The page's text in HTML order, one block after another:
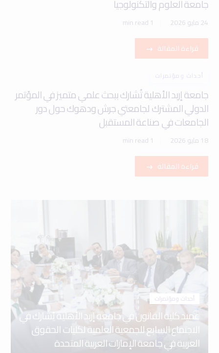
جامعة العلوم والتكنولوجيا
24 مايو 2026 1 min read
قراءة المقالة
أحداث ومؤتمرات
جامعة إربد الأهلية تُشارك ببحث علمي متميز في المؤتمر
الدولي المشترك لجامعتي جرش ودهوك حول دور
الجامعات في صناعة المستقبل
18 مايو 2026 1 min read
قراءة المقالة
أحداث ومؤتمرات
عميد كلية القانون في جامعة إربد الأهلية يُشارك في
الاجتماع السابع للجمعية العلمية لكليات الحقوق
العربية في جامعة الإمارات العربية المتحدة